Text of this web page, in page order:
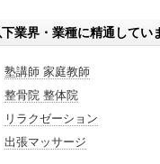
業界・業種に精通してい
塾講師 家庭教師
整骨院 整体院
リラクゼーション
出張マッサージ